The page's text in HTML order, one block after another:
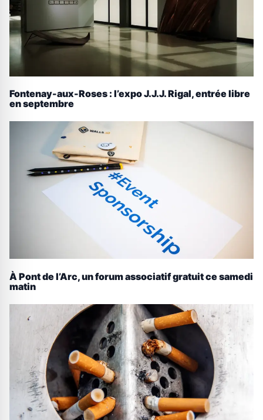
Fontenay-aux-Roses : l’expo J.J.J. Rigal, entrée libre
en septembre
À Pont de l’Arc, un forum associatif gratuit ce samedi
matin